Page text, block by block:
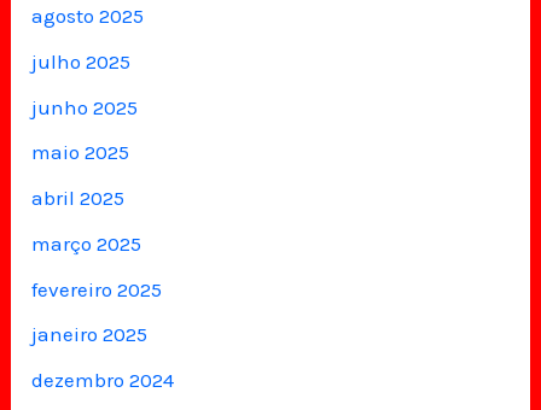
agosto 2025
julho 2025
junho 2025
maio 2025
abril 2025
março 2025
fevereiro 2025
janeiro 2025
dezembro 2024